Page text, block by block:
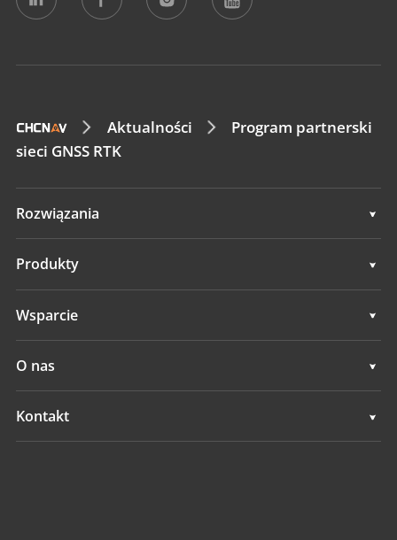
Aktualności
Program partnerski
sieci GNSS RTK
Rozwiązania
Rozwiązania
Produkty
Systemy automatycznego sterowania
Systemy niwelacji terenu
Wsparcie
O nas
Przegląd
Kontakt